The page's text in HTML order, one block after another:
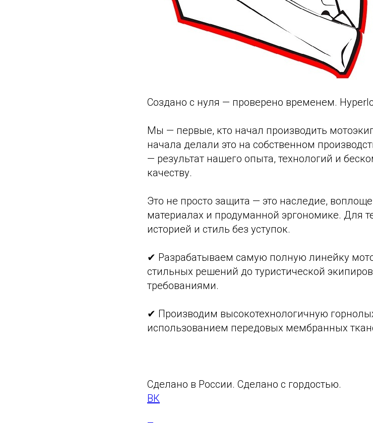
Создано с нуля — проверено временем.
Мы — первые, кто начал производить
начала делали это на собственном
— результат нашего опыта, технологий и
качеству.
Это не просто защита — это наследие,
материалах и продуманной эргономике. Для
историей и стиль без уступок.
✔ Разрабатываем самую полную линейку
стильных решений до туристической
требованиями.
✔ Производим высокотехнологичную
использованием передовых мембранных
Сделано в России. Сделано с гордостью.
ВК